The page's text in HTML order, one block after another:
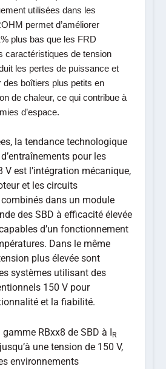
utilisées dans les
permet d’améliorer
plus bas que les FRD
caractéristiques de tension
les pertes de puissance et
des boîtiers plus petits en
de chaleur, ce qui contribue à
d’espace.
la tendance technologique
pour les
V est l’intégration mécanique,
et les circuits
dans un module
des SBD à efficacité élevée
d’un fonctionnement
Dans le même
plus élevée sont
systèmes utilisant des
150 V pour
et la fiabilité.
RBxx8 de SBD à IR
une tension de 150 V,
environnements